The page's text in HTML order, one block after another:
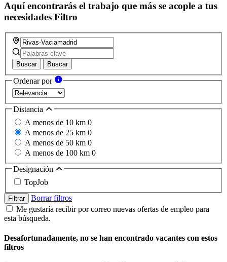
Aquí encontrarás el trabajo que más se acople a tus
necesidades Filtro
Buscar Buscar
Ordenar por
Distancia
A menos de 10 km 0
A menos de 25 km 0
A menos de 50 km 0
A menos de 100 km 0
Designación
TopJob
Filtrar
Borrar filtros
Me gustaría recibir por correo nuevas ofertas de empleo para
esta búsqueda.
Desafortunadamente, no se han encontrado vacantes con estos
filtros